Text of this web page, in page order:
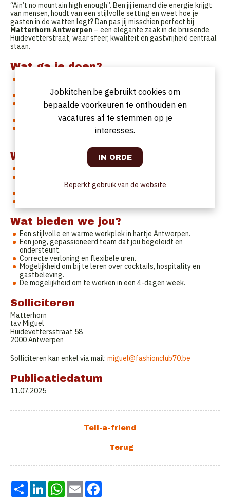
“Ain’t no mountain high enough”. Ben jij iemand die energie krijgt
van mensen, houdt van een stijlvolle setting en weet hoe je
gasten in de watten legt? Dan pas jij misschien perfect bij
Matterhorn Antwerpen – een elegante zaak in de bruisende
Huidevetterstraat, waar sfeer, kwaliteit en gastvrijheid centraal
staan.
Wat ga je doen?
Je neemt bestellingen op en serveert met oog voor detail.
Je zorgt voor een vlekkeloze zaalservice en een aangename
Je werkt vlot samen met het bar- en keukenteam.
Je draagt bij aan de gezellige, verfijnde sfeer waar
Matterhorn om bekendstaat.
Wie ben jij?
Je bent klantgericht, enthousiast en straalt vertrouwen uit.
Wat bieden we jou?
Een stijlvolle en warme werkplek in hartje Antwerpen.
Een jong, gepassioneerd team dat jou begeleidt en
ondersteunt.
Correcte verloning en flexibele uren.
Mogelijkheid om bij te leren over cocktails, hospitality en
gastbeleving.
De mogelijkheid om te werken in een 4-dagen week.
Solliciteren
Matterhorn
tav Miguel
Huidevettersstraat 58
2000 Antwerpen
Solliciteren kan enkel via mail: miguel@fashionclub70.be
Publicatiedatum
11.07.2025
Share LinkedInWhatsApp
Email
Jobkitchen.be gebruikt cookies om
bepaalde voorkeuren te onthouden en
vacatures af te stemmen op je
interesses.
Beperkt gebruik van de website